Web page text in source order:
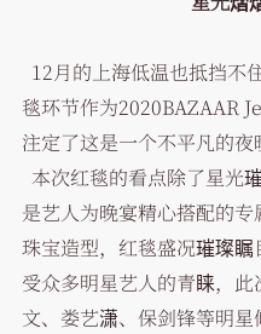
12月的上海低温也抵挡不
毯环节作为2020BAZAAR
注定了这是一个不平凡的夜
本次红毯的看点除了星光
是艺人为晚宴精心搭配的
珠宝造型，红毯盛况璀璨瞩
受众多明星艺人的青睐，
文、娄艺潇、保剑锋等明